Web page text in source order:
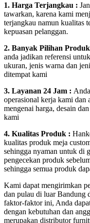
1. Harga Terjangkau :
tawarkan, karena kami
terjangkau namun kualitas
kepuasan pelanggan.
2. Banyak Pilihan
anda jadikan referensi
ukuran, jenis warna dan
ditempat kami
3. Layanan 24 Jam :
operasional kerja kami dan
mengenai harga, desain
kami
4. Kualitas Produk :
kualitas produk meja
sehingga nyaman untuk di
pengecekan produk
sehingga semua produk
Kami dapat mengirimkan
dan pulau di luar Bandung
faktor-faktor ini, Anda
dengan kebutuhan dan
merupakan distributor